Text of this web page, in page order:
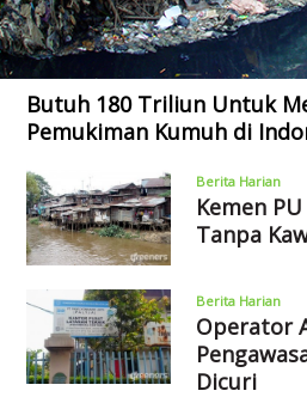
Butuh 180 Triliun Untuk
Pemukiman Kumuh di
Berita Harian
Kemen
Tanpa
Berita Harian
Operator
Dicuri